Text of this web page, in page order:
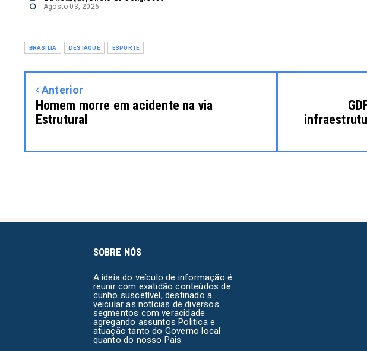
Agosto 03, 2026
BRASILIA DESTAQUE ESPORTE
Anterior
Homem morre em acidente na via
Estrutural
SOBRE NÓS
A ideia do veículo de informação é
reunir com exatidão conteúdos de
cunho suscetível, destinado a
veicular as notícias de diversos
segmentos com veracidade
agregando assuntos Politica e
atuação tanto do Governo local
quanto do nosso Pais.